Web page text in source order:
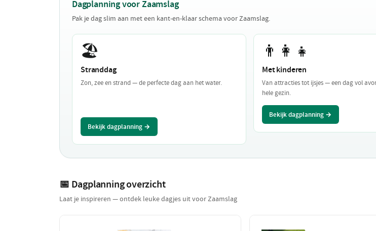
Dagplanning voor Zaamslag
Pak je dag slim aan met een kant-en-klaar schema voor Zaamslag.
🏖️
Stranddag
Zon, zee en strand — de perfecte dag aan het water.
Bekijk dagplanning →
👨‍👩‍👧
Met kinderen
Van attracties tot ijsjes — een dag vol
hele gezin.
Bekijk dagplanning →
📅 Dagplanning overzicht
Laat je inspireren — ontdek leuke dagjes uit voor Zaamslag